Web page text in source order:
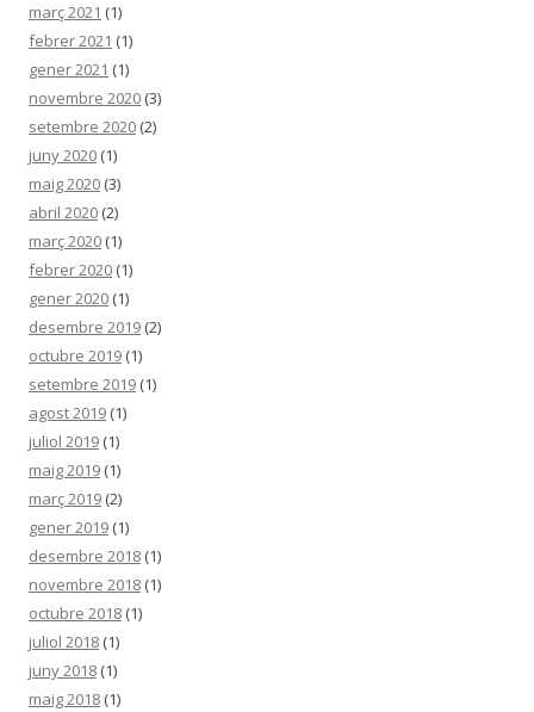
març 2021 (1)
febrer 2021 (1)
gener 2021 (1)
novembre 2020 (3)
setembre 2020 (2)
juny 2020 (1)
maig 2020 (3)
abril 2020 (2)
març 2020 (1)
febrer 2020 (1)
gener 2020 (1)
desembre 2019 (2)
octubre 2019 (1)
setembre 2019 (1)
agost 2019 (1)
juliol 2019 (1)
maig 2019 (1)
març 2019 (2)
gener 2019 (1)
desembre 2018 (1)
novembre 2018 (1)
octubre 2018 (1)
juliol 2018 (1)
juny 2018 (1)
maig 2018 (1)